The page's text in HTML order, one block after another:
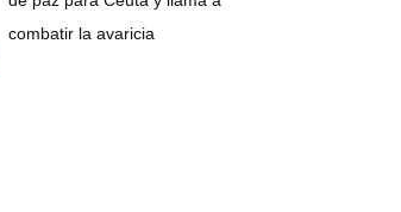
combatir la avaricia